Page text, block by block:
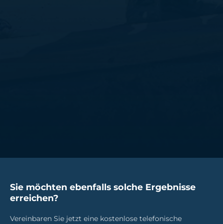
Sie möchten ebenfalls solche Ergebnisse
erreichen?
Vereinbaren Sie jetzt eine kostenlose telefonische